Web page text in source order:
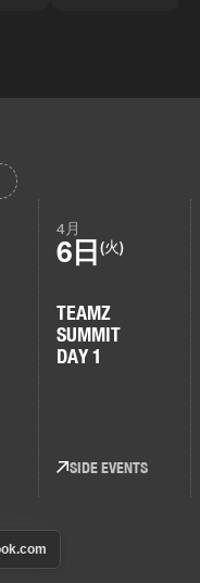
4月
6日 (火)
TEAMZ
SUMMIT
DAY 1
SIDE EVENTS